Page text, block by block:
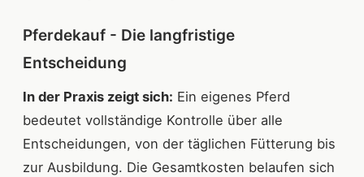
Pferdekauf - Die langfristige
Entscheidung
In der Praxis zeigt sich: Ein eigenes Pferd
bedeutet vollständige Kontrolle über alle
Entscheidungen, von der täglichen Fütterung bis
zur Ausbildung. Die Gesamtkosten belaufen sich